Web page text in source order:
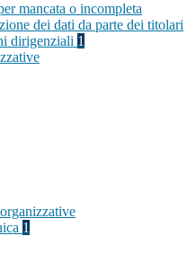
mancata o incompleta
dei dati da parte dei titolari
dirigenziali 1
1